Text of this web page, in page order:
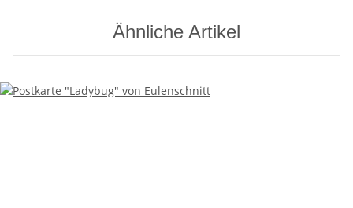
Ähnliche Artikel